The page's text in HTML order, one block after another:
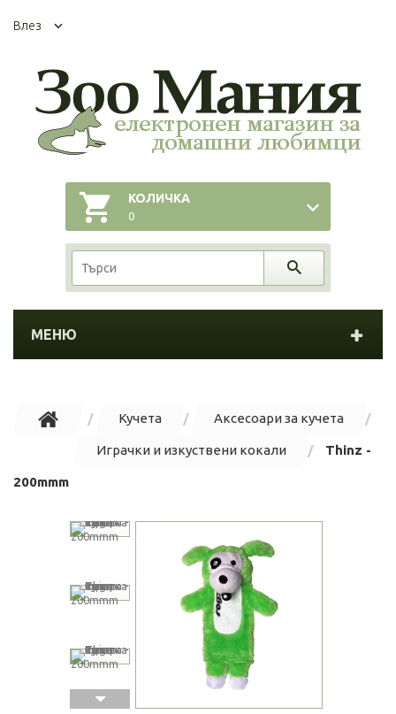
Влез
КОЛИЧКА
0
МЕНЮ
Кучета Аксесоари за кучета
Играчки и изкуствени кокали Thinz -
200mmm